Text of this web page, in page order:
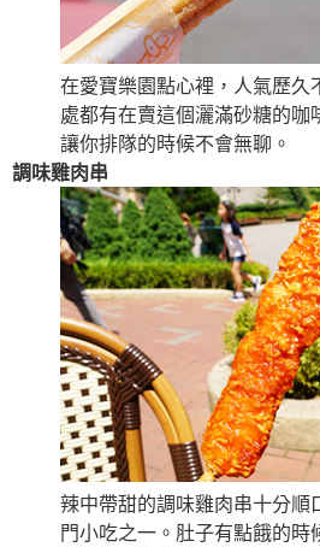
在愛寶樂園點心裡，人氣歷久
處都有在賣這個灑滿砂糖的咖
讓你排隊的時候不會無聊。
調味雞肉串
辣中帶甜的調味雞肉串十分順
門小吃之一。肚子有點餓的時